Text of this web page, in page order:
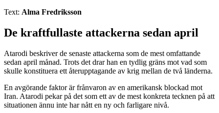
Text: Alma Fredriksson
De kraftfullaste attackerna sedan april
Atarodi beskriver de senaste attackerna som de mest omfattande
sedan april månad. Trots det drar han en tydlig gräns mot vad som
skulle konstituera ett återupptagande av krig mellan de två länderna.
En avgörande faktor är frånvaron av en amerikansk blockad mot
Iran. Atarodi pekar på det som ett av de mest konkreta tecknen på att
situationen ännu inte har nått en ny och farligare nivå.